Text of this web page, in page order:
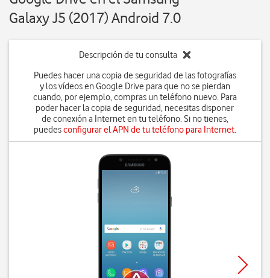
Galaxy J5 (2017) Android 7.0
Descripción de tu consulta
Puedes hacer una copia de seguridad de las fotografías
y los vídeos en Google Drive para que no se pierdan
cuando, por ejemplo, compras un teléfono nuevo. Para
poder hacer la copia de seguridad, necesitas disponer
de conexión a Internet en tu teléfono. Si no tienes,
puedesconfigurar el APN de tu teléfono para Internet.